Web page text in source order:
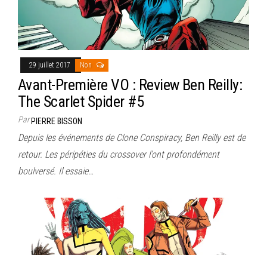
29 juillet 2017 Non
Avant-Première VO : Review Ben Reilly:
The Scarlet Spider #5
ParPIERRE BISSON
Depuis les événements de Clone Conspiracy, Ben Reilly est de
retour. Les péripéties du crossover l’ont profondément
boulversé. Il essaie…